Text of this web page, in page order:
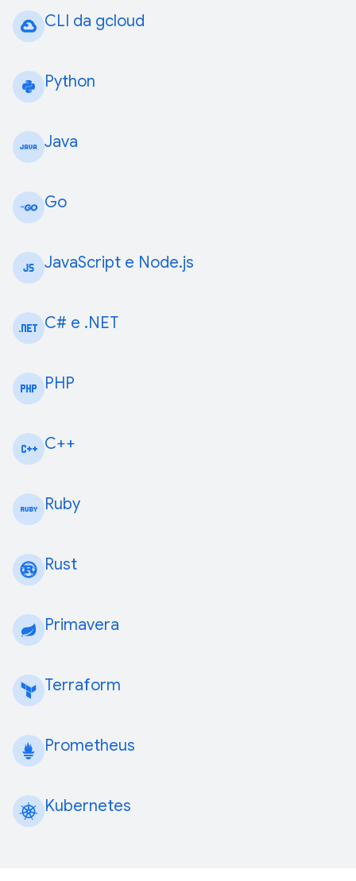
CLI da gcloud
Python
Java
Go
JavaScript e Node.js
C# e .NET
PHP
C++
Ruby
Rust
Primavera
Terraform
Prometheus
Kubernetes